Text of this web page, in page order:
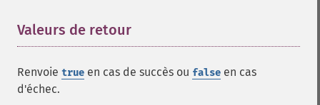
Valeurs de retour
Renvoie true en cas de succès ou false en cas
d'échec.